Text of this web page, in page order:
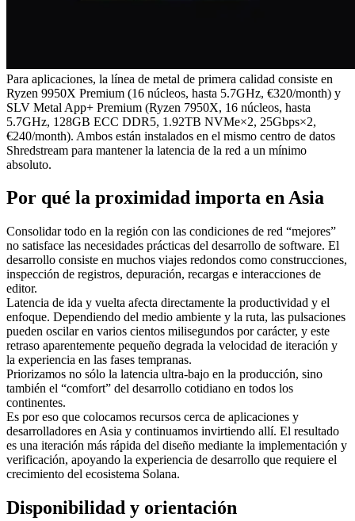
Para aplicaciones, la línea de metal de primera calidad consiste en
Ryzen 9950X Premium (16 núcleos, hasta 5.7GHz, €320/month) y
SLV Metal App+ Premium (Ryzen 7950X, 16 núcleos, hasta
5.7GHz, 128GB ECC DDR5, 1.92TB NVMe×2, 25Gbps×2,
€240/month). Ambos están instalados en el mismo centro de datos
Shredstream para mantener la latencia de la red a un mínimo
absoluto.
Por qué la proximidad importa en Asia
Consolidar todo en la región con las condiciones de red “mejores”
no satisface las necesidades prácticas del desarrollo de software. El
desarrollo consiste en muchos viajes redondos como construcciones,
inspección de registros, depuración, recargas e interacciones de
editor.
Latencia de ida y vuelta afecta directamente la productividad y el
enfoque. Dependiendo del medio ambiente y la ruta, las pulsaciones
pueden oscilar en varios cientos milisegundos por carácter, y este
retraso aparentemente pequeño degrada la velocidad de iteración y
la experiencia en las fases tempranas.
Priorizamos no sólo la latencia ultra-bajo en la producción, sino
también el “comfort” del desarrollo cotidiano en todos los
continentes.
Es por eso que colocamos recursos cerca de aplicaciones y
desarrolladores en Asia y continuamos invirtiendo allí. El resultado
es una iteración más rápida del diseño mediante la implementación y
verificación, apoyando la experiencia de desarrollo que requiere el
crecimiento del ecosistema Solana.
Disponibilidad y orientación